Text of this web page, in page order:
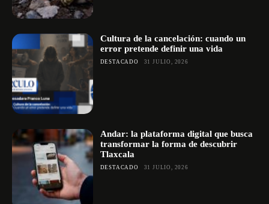
Cultura de la cancelación: cuando un
error pretende definir una vida
DESTACADO 31 JULIO, 2026
Andar: la plataforma digital que busca
transformar la forma de descubrir
Tlaxcala
DESTACADO 31 JULIO, 2026